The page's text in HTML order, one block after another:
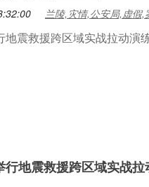
兰陵,灾情,公安局,虚假,
行地震救援跨区域实战